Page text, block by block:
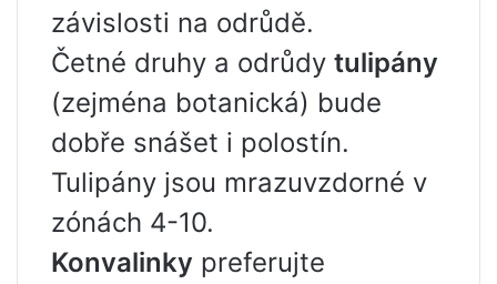
závislosti na odrůdě.
Četné druhy a odrůdy tulipány
(zejména botanická) bude
dobře snášet i polostín.
Tulipány jsou mrazuvzdorné v
zónách 4-10.
Konvalinky preferujte